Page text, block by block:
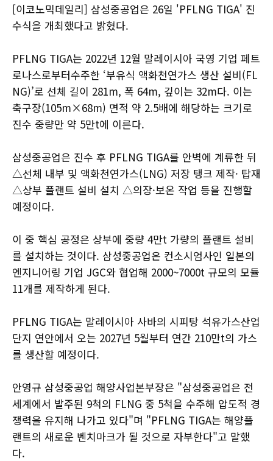
[이코노믹데일리] 삼성중공업은 26일 'PFLNG TIGA' 진
수식을 개최했다고 밝혔다.
PFLNG TIGA는 2022년 12월 말레이시아 국영 기업 페트
로나스로부터수주한 ‘부유식 액화천연가스 생산 설비(FL
NG)’로 선체 길이 281m, 폭 64m, 깊이는 32m다. 이는
축구장(105m×68m) 면적 약 2.5배에 해당하는 크기로
진수 중량만 약 5만t에 이른다.
삼성중공업은 진수 후 PFLNG TIGA를 안벽에 계류한 뒤
△선체 내부 및 액화천연가스(LNG) 저장 탱크 제작· 탑재
△상부 플랜트 설비 설치 △의장·보온 작업 등을 진행할
예정이다.
이 중 핵심 공정은 상부에 중량 4만t 가량의 플랜트 설비
를 설치하는 것이다. 삼성중공업은 컨소시엄사인 일본의
엔지니어링 기업 JGC와 협업해 2000~7000t 규모의 모듈
11개를 제작하게 된다.
PFLNG TIGA는 말레이시아 사바의 시피탕 석유가스산업
단지 연안에서 오는 2027년 5월부터 연간 210만t의 가스
를 생산할 예정이다.
안영규 삼성중공업 해양사업본부장은 "삼성중공업은 전
세계에서 발주된 9척의 FLNG 중 5척을 수주해 압도적 경
쟁력을 유지해 나가고 있다"며 "PFLNG TIGA는 해양플
랜트의 새로운 벤치마크가 될 것으로 자부한다"고 말했
다.